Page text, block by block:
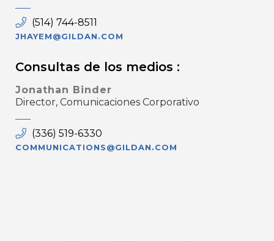
(514) 744-8511
JHAYEM@GILDAN.COM
Consultas de los medios :
Jonathan Binder
Director, Comunicaciones Corporativo
(336) 519-6330
COMMUNICATIONS@GILDAN.COM